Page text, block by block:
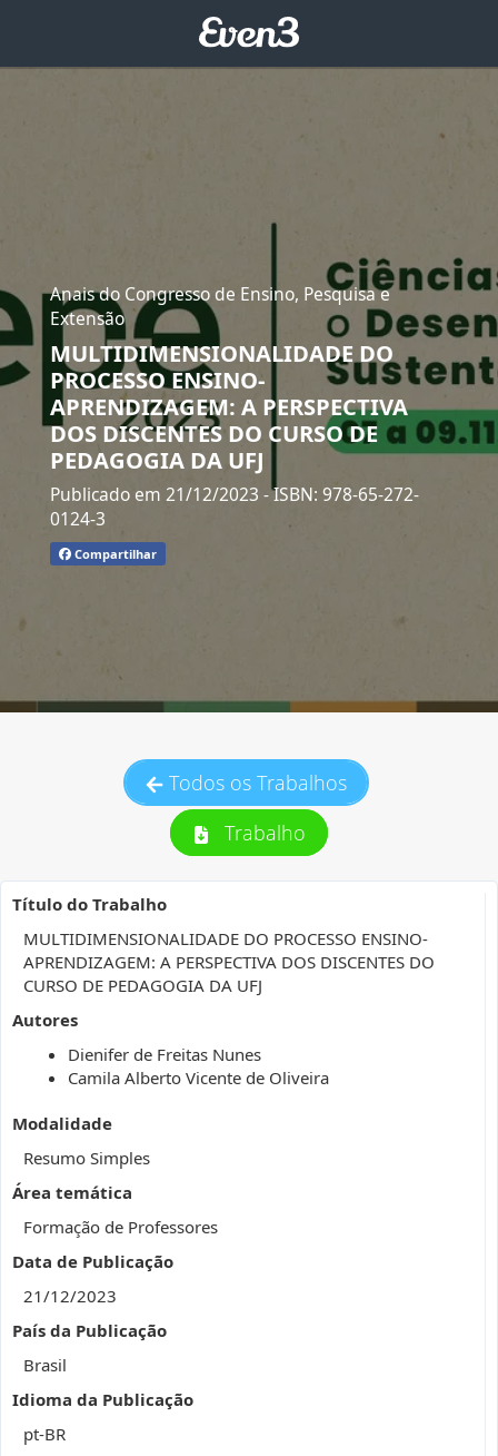
Anais do Congresso de Ensino, Pesquisa e
Extensão
MULTIDIMENSIONALIDADE DO
PROCESSO ENSINO-
APRENDIZAGEM: A PERSPECTIVA
DOS DISCENTES DO CURSO DE
PEDAGOGIA DA UFJ
Publicado em 21/12/2023 - ISBN: 978-65-272-
0124-3
Compartilhar
Todos os Trabalhos
Trabalho
Título do Trabalho
MULTIDIMENSIONALIDADE DO PROCESSO ENSINO-
APRENDIZAGEM: A PERSPECTIVA DOS DISCENTES DO
CURSO DE PEDAGOGIA DA UFJ
Autores
Dienifer de Freitas Nunes
Camila Alberto Vicente de Oliveira
Modalidade
Resumo Simples
Área temática
Formação de Professores
Data de Publicação
21/12/2023
País da Publicação
Brasil
Idioma da Publicação
pt-BR